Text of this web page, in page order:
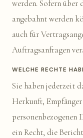
werden. Sofern über
angebahnt werden
auch für
Auftragsanfragen
WELCHE RECHTE
Sie haben jederzeit
Herkunft,
personenbezogenen
ein Recht, die